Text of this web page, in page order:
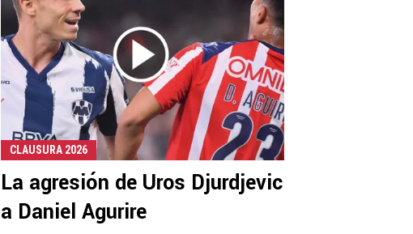
CLAUSURA 2026
La agresión de Uros Djurdjevic
a Daniel Agurire